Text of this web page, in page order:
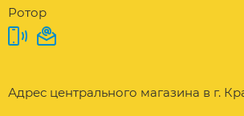
Ротор
Адрес центрального магазина в г.